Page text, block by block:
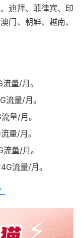
迪拜、菲律宾、印
门、朝鲜、越南、
量/月。
量/月。
量/月。
量/月。
量/月。
流量/月。